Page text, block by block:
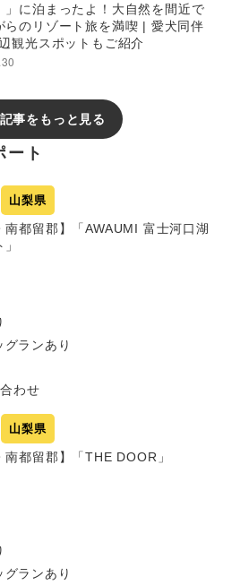
」に泊まったよ！大自然を間近で
らのリゾート旅を満喫 | 愛犬同伴
観光スポットもご紹介
事をもっと見る
ート
山梨県
南都留郡】「AWAUMI 富士河口湖
ランあり
わせ
山梨県
南都留郡】「THE DOOR」
ランあり